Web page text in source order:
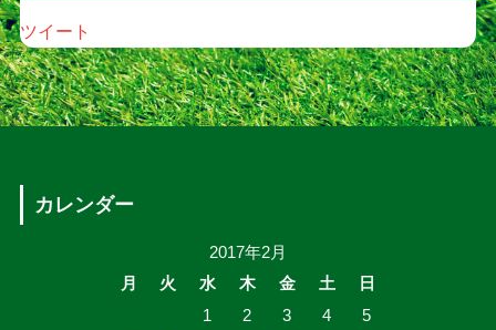
ツイート
カレンダー
2017年2月
月
火 水 木 金 土
日
1
2 3 4
5